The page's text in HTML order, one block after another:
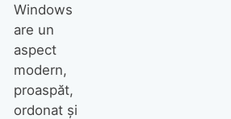
Windows
are un
aspect
modern,
proaspăt,
ordonat și